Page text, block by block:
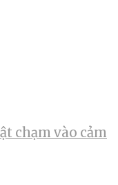
chạm vào cảm